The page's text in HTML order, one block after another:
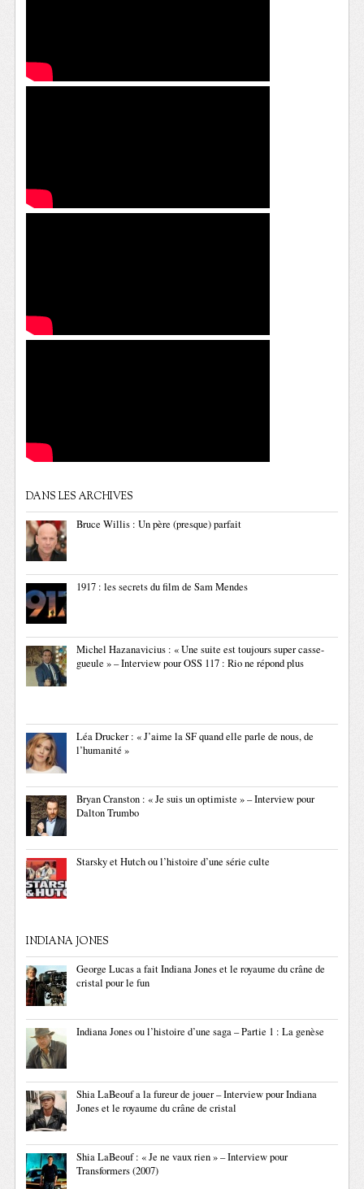
DANS LES ARCHIVES
Bruce Willis : Un père (presque) parfait
1917 : les secrets du film de Sam Mendes
Michel Hazanavicius : « Une suite est toujours super casse-
gueule » – Interview pour OSS 117 : Rio ne répond plus
Léa Drucker : « J’aime la SF quand elle parle de nous, de
l’humanité »
Bryan Cranston : « Je suis un optimiste » – Interview pour
Dalton Trumbo
Starsky et Hutch ou l’histoire d’une série culte
INDIANA JONES
George Lucas a fait Indiana Jones et le royaume du crâne de
cristal pour le fun
Indiana Jones ou l’histoire d’une saga – Partie 1 : La genèse
Shia LaBeouf a la fureur de jouer – Interview pour Indiana
Jones et le royaume du crâne de cristal
Shia LaBeouf : « Je ne vaux rien » – Interview pour
Transformers (2007)